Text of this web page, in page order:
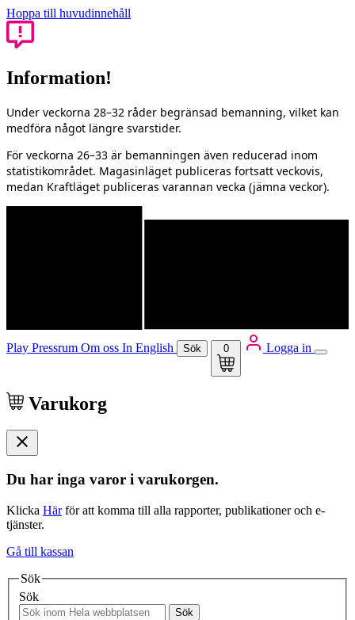
Hoppa till huvudinnehåll
Information!
Under veckorna 28–32 råder begränsad bemanning, vilket kan
medföra något längre svarstider.
För veckorna 26–33 är bemanningen även reducerad inom
statistikområdet. Magasinläget publiceras fortsatt veckovis,
medan Kraftläget publiceras varannan vecka (jämna veckor).
Play Pressrum Om oss In English Sök 0 Logga in
Varukorg
Du har inga varor i varukorgen.
Klicka Härför att komma till alla rapporter, publikationer och e-
tjänster.
Gå till kassan
Sök
Sök
Sök